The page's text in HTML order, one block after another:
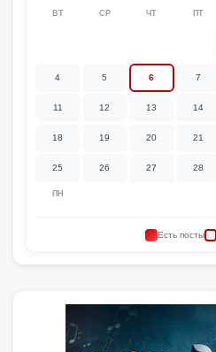
ПН
ВТ СР ЧТ ПТ
4 5 6 7
11 12 13 14
18 19 20 21
25 26 27 28
Есть посты